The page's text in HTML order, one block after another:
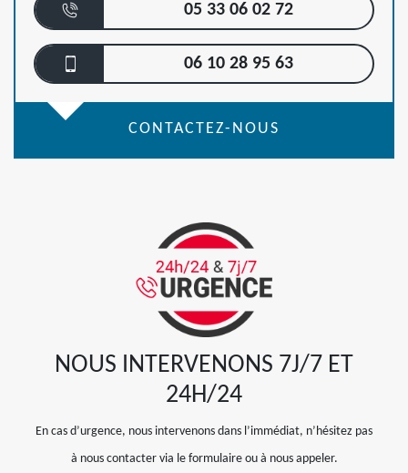
05 33 06 02 72
06 10 28 95 63
CONTACTEZ-NOUS
NOUS INTERVENONS 7J/7 ET
24H/24
En cas d’urgence, nous intervenons dans l’immédiat, n’hésitez pas
à nous contacter via le formulaire ou à nous appeler.